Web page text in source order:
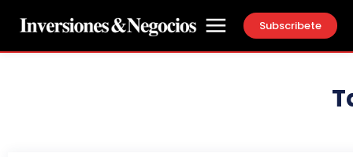
Subscribete